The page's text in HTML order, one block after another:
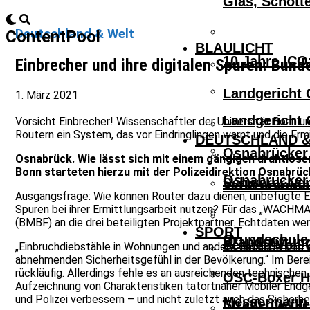
ContentPool
10 Jahre
Landgericht
BLAULICHT
Landgericht
Schwerer
DEUTSCHLAND
Schnell Von
SPORT
OSC-Boxer
Deutschland & Welt
Einbrecher und ihre digitalen Spuren:
1. März 2021
Vorsicht Einbrecher! Wissenschaftler der Universität Bonn
Routern ein System, das vor Eindringlingen warnt und die
Osnabrück. Wie lässt sich mit einem gängigen
Bonn starteten hierzu mit der Polizeidirektion
Ausgangsfrage: Wie können Router dazu dienen,
Spuren bei ihrer Ermittlungsarbeit nutzen? Für das
(BMBF) an die drei beteiligten Projektpartner. Echtdaten
„Einbruchdiebstähle in Wohnungen und andere Gebäude
abnehmenden Sicherheitsgefühl in der Bevölkerung.“ Im
rückläufig. Allerdings fehle es an ausreichenden
Aufzeichnung von Charakteristiken tatortnaher Mobiler
und Polizei verbessern – und nicht zuletzt auch das